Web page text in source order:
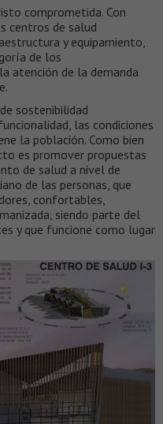
comprometida. Con
centros de salud
y equipamiento,
de los
atención de la demanda
sostenibilidad
las condiciones
la población. Como bien
es promover propuestas
de salud a nivel de
de las personas, que
confortables,
siendo parte del
y que funcione como lugar